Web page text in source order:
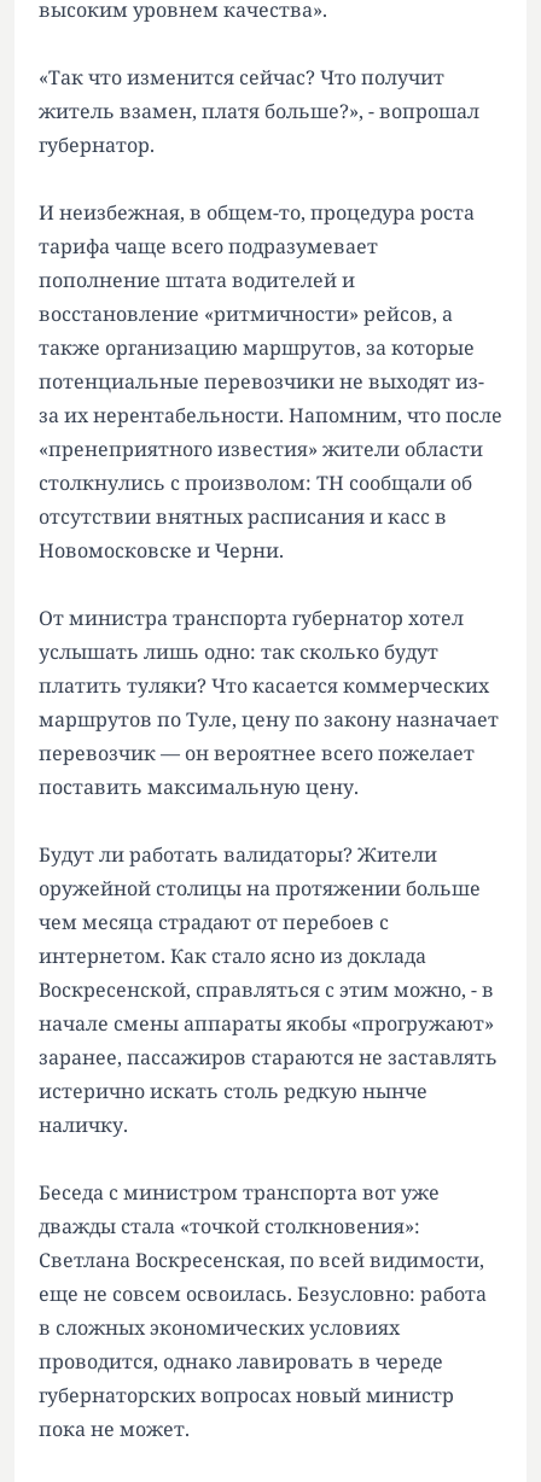
высоким уровнем качества».
«Так что изменится сейчас? Что получит
житель взамен, платя больше?», - вопрошал
губернатор.
И неизбежная, в общем-то, процедура роста
тарифа чаще всего подразумевает
пополнение штата водителей и
восстановление «ритмичности» рейсов, а
также организацию маршрутов, за которые
потенциальные перевозчики не выходят из-
за их нерентабельности. Напомним, что после
«пренеприятного известия» жители области
столкнулись с произволом: ТН сообщали об
отсутствии внятных расписания и касс в
Новомосковске и Черни.
От министра транспорта губернатор хотел
услышать лишь одно: так сколько будут
платить туляки? Что касается коммерческих
маршрутов по Туле, цену по закону назначает
перевозчик — он вероятнее всего пожелает
поставить максимальную цену.
Будут ли работать валидаторы? Жители
оружейной столицы на протяжении больше
чем месяца страдают от перебоев с
интернетом. Как стало ясно из доклада
Воскресенской, справляться с этим можно, - в
начале смены аппараты якобы «прогружают»
заранее, пассажиров стараются не заставлять
истерично искать столь редкую нынче
наличку.
Беседа с министром транспорта вот уже
дважды стала «точкой столкновения»:
Светлана Воскресенская, по всей видимости,
еще не совсем освоилась. Безусловно: работа
в сложных экономических условиях
проводится, однако лавировать в череде
губернаторских вопросах новый министр
пока не может.